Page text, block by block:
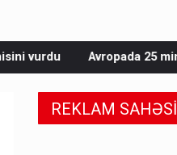
25 mindən çox insan ölüb
REKLAM SAHƏSİ